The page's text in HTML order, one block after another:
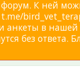
К ней
анкеты в нашей
без ответа.